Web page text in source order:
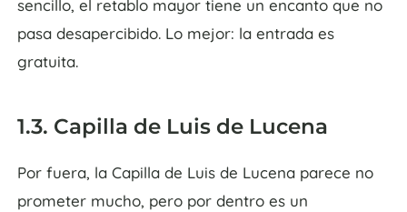
sencillo, el retablo mayor tiene un encanto que no
pasa desapercibido. Lo mejor: la entrada es
gratuita.
1.3. Capilla de Luis de Lucena
Por fuera, la Capilla de Luis de Lucena parece no
prometer mucho, pero por dentro es un